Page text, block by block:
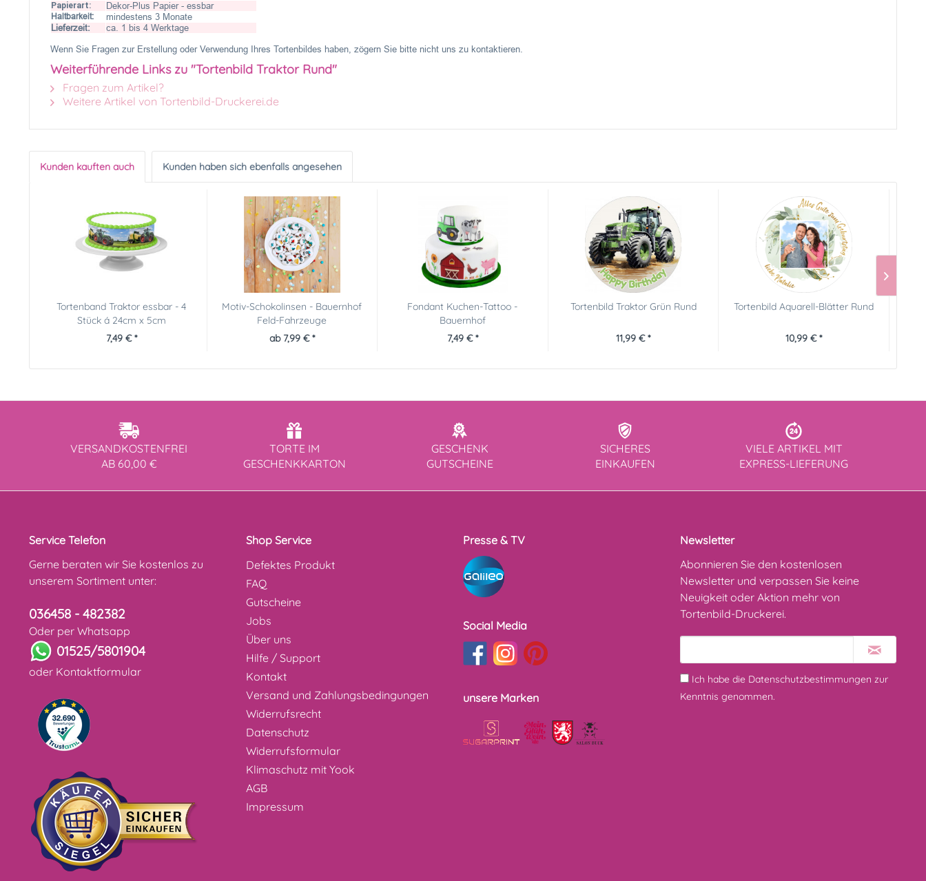
Papierart: Dekor-Plus Papier - essbar
Haltbarkeit:
mindestens 3 Monate
Lieferzeit:
ca. 1 bis 4 Werktage
Wenn Sie Fragen zur Erstellung oder Verwendung Ihres Tortenbildes haben, zögern Sie bitte nicht uns zu kontaktieren.
Weiterführende Links zu "Tortenbild Traktor Rund"
Fragen zum Artikel?
Weitere Artikel von Tortenbild-Druckerei.de
Kunden kauften auch Kunden haben sich ebenfalls angesehen
Tortenband Traktor essbar - 4
Stück á 24cm x 5cm
7,49 € *
Motiv-Schokolinsen - Bauernhof
Feld-Fahrzeuge
ab 7,99 € *
Fondant Kuchen-Tattoo -
Bauernhof
7,49 € *
Tortenbild Traktor Grün Rund
11,99 € *
Tortenbild Aquarell-Blätter Rund
10,99 € *
VERSANDKOSTENFREI
AB 60,00 €
TORTE IM
GESCHENKKARTON
GESCHENK
GUTSCHEINE
SICHERES
EINKAUFEN
VIELE ARTIKEL MIT
EXPRESS-LIEFERUNG
Service Telefon
Gerne beraten wir Sie kostenlos zu
unserem Sortiment unter:
036458 - 482382
Oder per Whatsapp
01525/5801904
oder Kontaktformular
Shop Service
Defektes Produkt
FAQ
Gutscheine
Jobs
Über uns
Hilfe / Support
Kontakt
Versand und Zahlungsbedingungen
Widerrufsrecht
Datenschutz
Widerrufsformular
Klimaschutz mit Yook
AGB
Impressum
Presse & TV
Social Media
unsere Marken
Newsletter
Abonnieren Sie den kostenlosen
Newsletter und verpassen Sie keine
Neuigkeit oder Aktion mehr von
Tortenbild-Druckerei.
Ich habe die Datenschutzbestimmungen zur
Kenntnis genommen.